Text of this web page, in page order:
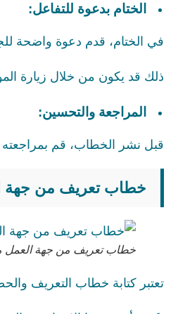
الختام بدعوة للتفاعل:
في الختام، قدم دعوة واضحة
ذلك قد يكون من خلال زيارة
المراجعة والتحسين:
قبل نشر الخطاب، قم بمراجعته
خطاب تعريف من جهة
خطاب تعريف من جهة العمل
تعتبر كتابة خطاب التعريف